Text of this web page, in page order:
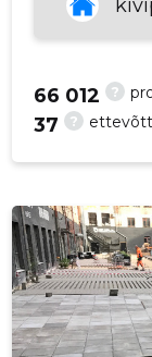
?
66 012
?
37